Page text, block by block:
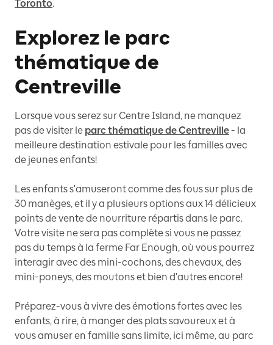
Toronto.
Explorez le parc
thématique de
Centreville
Lorsque vous serez sur Centre Island, ne manquez
pas de visiter le parc thématique de Centreville- la
meilleure destination estivale pour les familles avec
de jeunes enfants!
Les enfants s'amuseront comme des fous sur plus de
30 manèges, et il y a plusieurs options aux 14 délicieux
points de vente de nourriture répartis dans le parc.
Votre visite ne sera pas complète si vous ne passez
pas du temps à la ferme Far Enough, où vous pourrez
interagir avec des mini-cochons, des chevaux, des
mini-poneys, des moutons et bien d'autres encore!
Préparez-vous à vivre des émotions fortes avec les
enfants, à rire, à manger des plats savoureux et à
vous amuser en famille sans limite, ici même, au parc